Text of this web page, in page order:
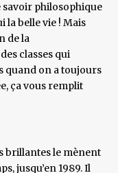
savoir philosophique
la belle vie ! Mais
de la
classes qui
quand on a toujours
ça vous remplit
brillantes le mènent
jusqu’en 1989. Il